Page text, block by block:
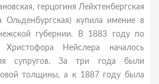
герцогиня Лейхтенбергская
купила имение в
губернии. В 1883 году по
Христофора Нейслера началось
супругов. За три года были
толщины, а к 1887 году была